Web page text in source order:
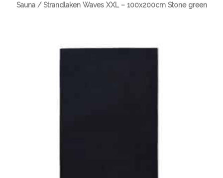
Sauna / Strandlaken Waves XXL – 100x200cm Stone green